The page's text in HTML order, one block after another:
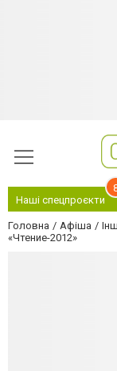
Наші спецпроєкти
Головна Афіша
«Чтение-2012»